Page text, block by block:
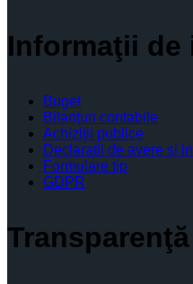
Informaţii de
Buget
Bilanţuri contabile
Achiziţii publice
Declaratii de avere si
Formulare tip
GDPR